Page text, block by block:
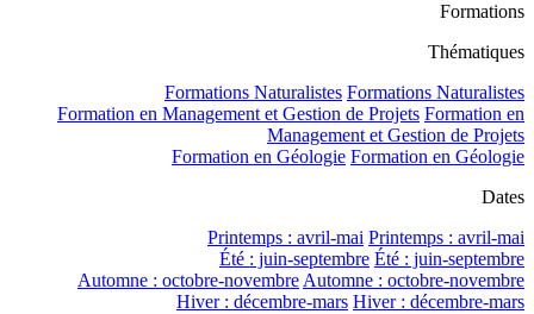
Formations
Thématiques
Formations Naturalistes Formations Naturalistes
Formation en Management et Gestion de Projets Formation en
Management et Gestion de Projets
Formation en Géologie Formation en Géologie
Dates
Printemps : avril-mai Printemps : avril-mai
Été : juin-septembre Été : juin-septembre
Automne : octobre-novembreAutomne : octobre-novembre
Hiver : décembre-mars Hiver : décembre-mars